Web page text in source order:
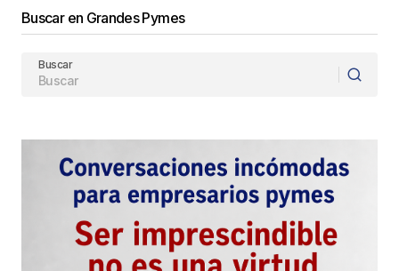
Buscar en Grandes Pymes
Buscar